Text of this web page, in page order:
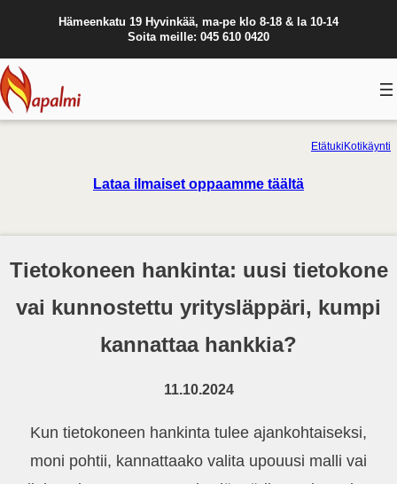
Hämeenkatu 19 Hyvinkää, ma-pe klo 8-18 & la 10-14
Soita meille: 045 610 0420
Etätuki Kotikäynti
Lataa ilmaiset oppaamme täältä
Tietokoneen hankinta: uusi tietokone
vai kunnostettu yritysläppäri, kumpi
kannattaa hankkia?
11.10.2024
Kun tietokoneen hankinta tulee ajankohtaiseksi,
moni pohtii, kannattaako valita upouusi malli vai